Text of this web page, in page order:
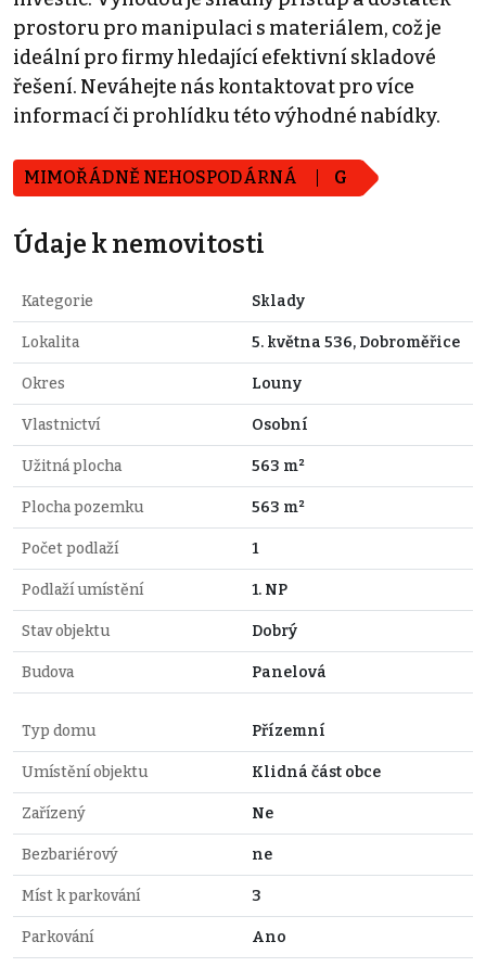
prostoru pro manipulaci s materiálem, což je
ideální pro firmy hledající efektivní skladové
řešení. Neváhejte nás kontaktovat pro více
informací či prohlídku této výhodné nabídky.
MIMOŘÁDNĚ NEHOSPODÁRNÁ G
Údaje k nemovitosti
Kategorie Sklady
Lokalita 5. května 536, Dobroměřice
Okres Louny
Vlastnictví Osobní
Užitná plocha 563 m²
Plocha pozemku 563 m²
Počet podlaží 1
Podlaží umístění 1. NP
Stav objektu Dobrý
Budova Panelová
Typ domu Přízemní
Umístění objektu Klidná část obce
Zařízený Ne
Bezbariérový ne
Míst k parkování 3
Parkování Ano